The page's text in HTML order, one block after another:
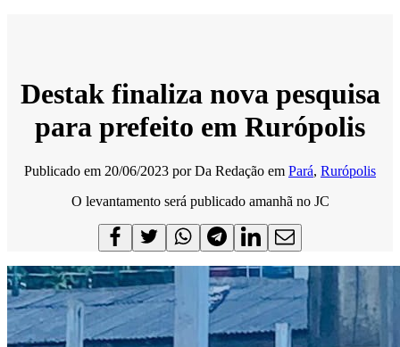
Destak finaliza nova pesquisa
para prefeito em Rurópolis
Publicado em 20/06/2023 porDa Redação em Pará, Rurópolis
O levantamento será publicado amanhã no JC